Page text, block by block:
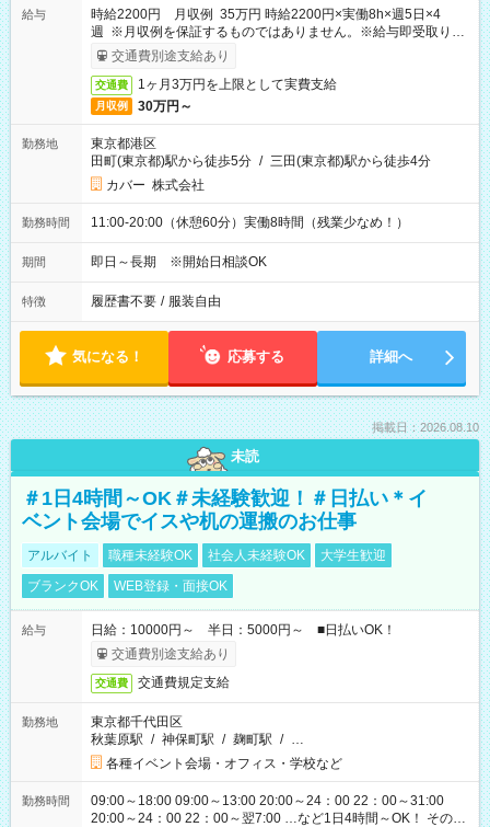
給与
時給2200円 月収例 35万円 時給2200円×実働8h×週5日×4
週 ※月収例を保証するものではありません。※給与即受取りサ
ービス利用可（利用条件有）
交通費別途支給あり
交通費 1ヶ月3万円を上限として実費支給
月収例 30万円～
勤務地
東京都港区
田町(東京都)駅から徒歩5分 / 三田(東京都)駅から徒歩4分
カバー 株式会社
勤務時間 11:00-20:00（休憩60分）実働8時間（残業少なめ！）
期間 即日～長期 ※開始日相談OK
特徴 履歴書不要 / 服装自由
気になる！ 応募する 詳細へ
掲載日：2026.08.10
未読
＃1日4時間～OK＃未経験歓迎！＃日払い＊イ
ベント会場でイスや机の運搬のお仕事
アルバイト 職種未経験OK 社会人未経験OK
大学生歓迎
ブランクOK
WEB登録・面接OK
給与
日給：10000円～ 半日：5000円～ ■日払いOK！
交通費別途支給あり
交通費 交通費規定支給
勤務地
東京都千代田区
秋葉原駅 / 神保町駅 / 麹町駅 / …
各種イベント会場・オフィス・学校など
勤務時間
09:00～18:00 09:00～13:00 20:00～24：00 22：00～31:00
20:00～24：00 22：00～翌7:00 …など1日4時間～OK！ その他